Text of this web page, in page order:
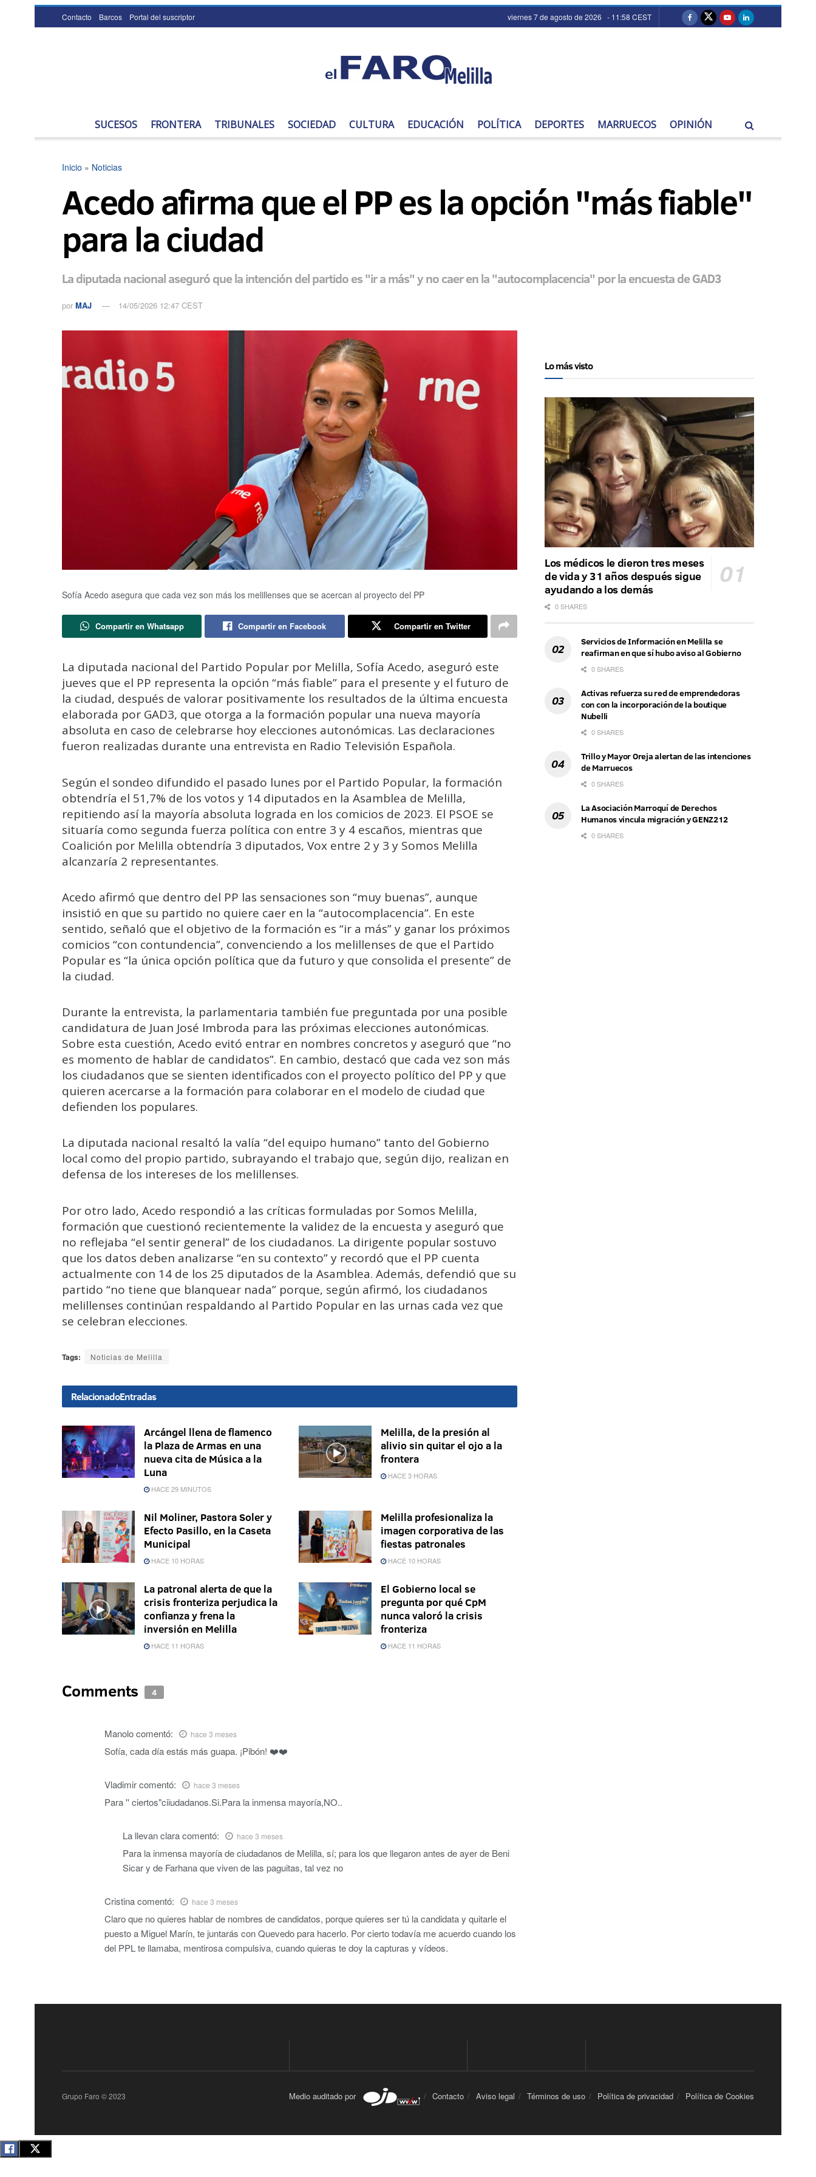
Contacto Barcos Portal del suscriptor viernes 7 de agosto de 2026 - 11:58 CEST
SUCESOS FRONTERA TRIBUNALES SOCIEDAD CULTURA EDUCACIÓN POLÍTICA DEPORTES MARRUECOS OPINIÓN
Inicio » Noticias
Acedo afirma que el PP es la opción "más fiable"
para la ciudad
La diputada nacional aseguró que la intención del partido es "ir a más" y no caer en la "autocomplacencia" por la encuesta de GAD3
por MAJ 14/05/2026 12:47 CEST
Sofía Acedo asegura que cada vez son más los melillenses que se acercan al proyecto del PP
Compartir en Whatsapp Compartir en Facebook Compartir en Twitter
La diputada nacional del Partido Popular por Melilla, Sofía Acedo, aseguró este
jueves que el PP representa la opción “más fiable” para el presente y el futuro de
la ciudad, después de valorar positivamente los resultados de la última encuesta
elaborada por GAD3, que otorga a la formación popular una nueva mayoría
absoluta en caso de celebrarse hoy elecciones autonómicas. Las declaraciones
fueron realizadas durante una entrevista en Radio Televisión Española.
Según el sondeo difundido el pasado lunes por el Partido Popular, la formación
obtendría el 51,7% de los votos y 14 diputados en la Asamblea de Melilla,
repitiendo así la mayoría absoluta lograda en los comicios de 2023. El PSOE se
situaría como segunda fuerza política con entre 3 y 4 escaños, mientras que
Coalición por Melilla obtendría 3 diputados, Vox entre 2 y 3 y Somos Melilla
alcanzaría 2 representantes.
Acedo afirmó que dentro del PP las sensaciones son “muy buenas”, aunque
insistió en que su partido no quiere caer en la “autocomplacencia”. En este
sentido, señaló que el objetivo de la formación es “ir a más” y ganar los próximos
comicios “con contundencia”, convenciendo a los melillenses de que el Partido
Popular es “la única opción política que da futuro y que consolida el presente” de
la ciudad.
Durante la entrevista, la parlamentaria también fue preguntada por una posible
candidatura de Juan José Imbroda para las próximas elecciones autonómicas.
Sobre esta cuestión, Acedo evitó entrar en nombres concretos y aseguró que “no
es momento de hablar de candidatos”. En cambio, destacó que cada vez son más
los ciudadanos que se sienten identificados con el proyecto político del PP y que
quieren acercarse a la formación para colaborar en el modelo de ciudad que
defienden los populares.
La diputada nacional resaltó la valía “del equipo humano” tanto del Gobierno
local como del propio partido, subrayando el trabajo que, según dijo, realizan en
defensa de los intereses de los melillenses.
Por otro lado, Acedo respondió a las críticas formuladas por Somos Melilla,
formación que cuestionó recientemente la validez de la encuesta y aseguró que
no reflejaba “el sentir general” de los ciudadanos. La dirigente popular sostuvo
que los datos deben analizarse “en su contexto” y recordó que el PP cuenta
actualmente con 14 de los 25 diputados de la Asamblea. Además, defendió que su
partido “no tiene que blanquear nada” porque, según afirmó, los ciudadanos
melillenses continúan respaldando al Partido Popular en las urnas cada vez que
se celebran elecciones.
Tags: Noticias de Melilla
RelacionadoEntradas
Arcángel llena de flamenco
la Plaza de Armas en una
nueva cita de Música a la
Luna
HACE 29 MINUTOS
Melilla, de la presión al
alivio sin quitar el ojo a la
frontera
HACE 3 HORAS
Nil Moliner, Pastora Soler y
Efecto Pasillo, en la Caseta
Municipal
HACE 10 HORAS
Melilla profesionaliza la
imagen corporativa de las
fiestas patronales
HACE 10 HORAS
La patronal alerta de que la
crisis fronteriza perjudica la
confianza y frena la
inversión en Melilla
HACE 11 HORAS
El Gobierno local se
pregunta por qué CpM
nunca valoró la crisis
fronteriza
HACE 11 HORAS
Comments 4
Manolocomentó: hace 3 meses
Sofía, cada día estás más guapa. ¡Pibón! ❤️❤️
Vladimircomentó: hace 3 meses
Para '' ciertos"ciiudadanos.Si.Para la inmensa mayoría,NO..
La llevan claracomentó: hace 3 meses
Para la inmensa mayoría de ciudadanos de Melilla, sí; para los que llegaron antes de ayer de Beni
Sicar y de Farhana que viven de las paguitas, tal vez no
Cristinacomentó: hace 3 meses
Claro que no quieres hablar de nombres de candidatos, porque quieres ser tú la candidata y quitarle el
puesto a Miguel Marín, te juntarás con Quevedo para hacerlo. Por cierto todavía me acuerdo cuando los
del PPL te llamaba, mentirosa compulsiva, cuando quieras te doy la capturas y vídeos.
Lo más visto
Los médicos le dieron tres meses
de vida y 31 años después sigue
ayudando a los demás
0 SHARES
Servicios de Información en Melilla se
reafirman en que sí hubo aviso al Gobierno
0 SHARES
Activas refuerza su red de emprendedoras
con con la incorporación de la boutique
Nubelli
0 SHARES
Trillo y Mayor Oreja alertan de las intenciones
de Marruecos
0 SHARES
La Asociación Marroquí de Derechos
Humanos vincula migración y GENZ212
0 SHARES
Medio auditado por Contacto Aviso legal Términos de uso Política de privacidad Política de Cookies
Grupo Faro © 2023